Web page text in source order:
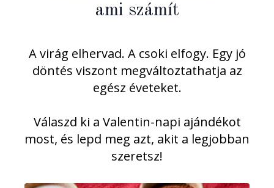
ami számít
A virág elhervad. A csoki elfogy. Egy jó
döntés viszont megváltoztathatja az
egész éveteket.
Válaszd ki a Valentin-napi ajándékot
most, és lepd meg azt, akit a legjobban
szeretsz!